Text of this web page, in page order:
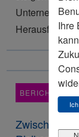
Ihre
Unternehmen
BERICHT
Zwischen